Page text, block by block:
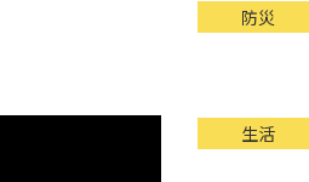
防災
生活